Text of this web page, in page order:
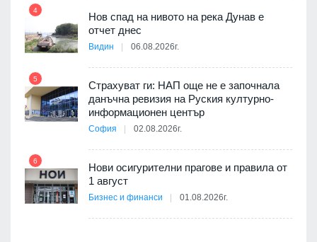
4
Нов спад на нивото на река Дунав е
отчет днес
Видин 06.08.2026г.
5
Страхуват ги: НАП още не е започнала
данъчна ревизия на Руския културно-
информационен център
София 02.08.2026г.
6
Нови осигурителни прагове и правила от
1 август
Бизнес и финанси 01.08.2026г.